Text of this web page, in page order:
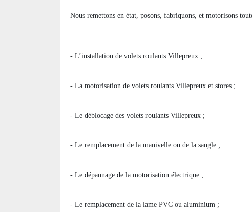
Nous remettons en état, posons, fabriquons, et motorisons
- L’installation de volets roulants Villepreux ;
- La motorisation de volets roulants Villepreux et stores ;
- Le déblocage des volets roulants Villepreux ;
- Le remplacement de la manivelle ou de la sangle ;
- Le dépannage de la motorisation électrique ;
- Le remplacement de la lame PVC ou aluminium ;